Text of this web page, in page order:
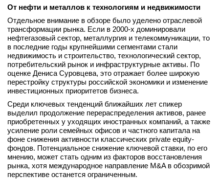
От нефти и металлов к технологиям и недвижимости
Отдельное внимание в обзоре было уделено отраслевой
трансформации рынка. Если в 2000-х доминировали
нефтегазовый сектор, металлургия и телекоммуникации, то
в последние годы крупнейшими сегментами стали
недвижимость и строительство, технологический сектор,
потребительский рынок и инфраструктурные активы. По
оценке Дениса Суровцева, это отражает более широкую
перестройку структуры российской экономики и изменение
инвестиционных приоритетов бизнеса.
Среди ключевых тенденций ближайших лет спикер
выделил продолжение перераспределения активов, ранее
приобретенных у уходящих иностранных компаний, а также
усиление роли семейных офисов и частного капитала на
фоне снижения активности классических private equity-
фондов. Потенциальное снижение ключевой ставки, по его
мнению, может стать одним из факторов восстановления
рынка, хотя международное направление M&A в обозримой
перспективе останется ограниченным.